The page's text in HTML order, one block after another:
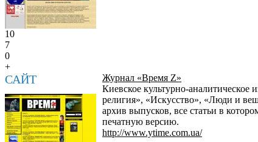
10
7
0
+
САЙТ
Журнал «Время Z»
Киевское культурно-
религия», «Искусство», «Люди и
архив выпусков, все статьи в
печатную версию.
http://www.ytime.com.ua/